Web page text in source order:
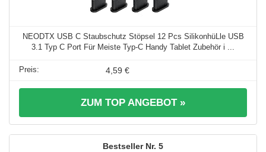
NEODTX USB C Staubschutz Stöpsel 12 Pcs SilikonhüLle USB
3.1 Typ C Port Für Meiste Typ-C Handy Tablet Zubehör i ...
4,59 €
ZUM TOP ANGEBOT »
5